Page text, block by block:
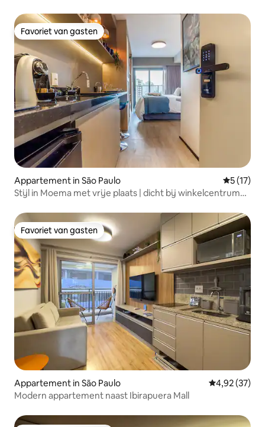
Favoriet van gasten
Favoriet van gasten
Appartement in São Paulo
5 (17)
Stijl in Moema met vrije plaats | dicht bij winkelcentrum
Favoriet van gasten
Favoriet van gasten
Appartement in São Paulo Gemiddelde
4,92 (37)
Modern appartement naast Ibirapuera Mall